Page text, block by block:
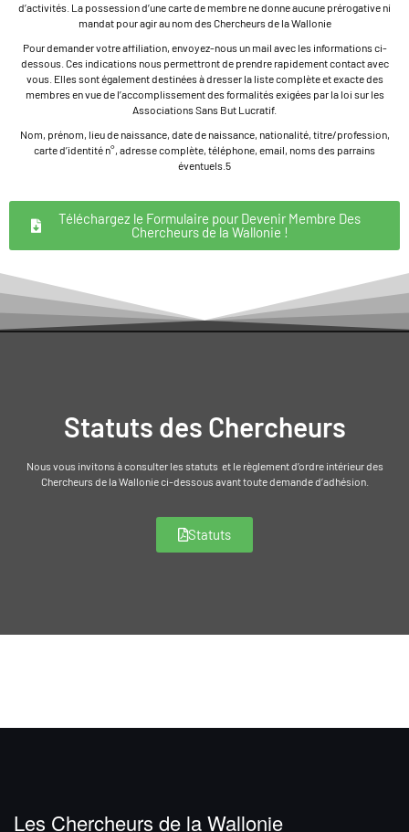
d’activités. La possession d’une carte de membre ne donne aucune prérogative ni
mandat pour agir au nom des Chercheurs de la Wallonie
Pour demander votre affiliation, envoyez-nous un mail avec les informations ci-
dessous. Ces indications nous permettront de prendre rapidement contact avec
vous. Elles sont également destinées à dresser la liste complète et exacte des
membres en vue de l’accomplissement des formalités exigées par la loi sur les
Associations Sans But Lucratif.
Nom, prénom, lieu de naissance, date de naissance, nationalité, titre/profession,
carte d’identité n°, adresse complète, téléphone, email, noms des parrains
éventuels.5
Téléchargez le Formulaire pour Devenir Membre Des
Chercheurs de la Wallonie !
Statuts des Chercheurs
Nous vous invitons à consulter les statuts et le règlement d’ordre intérieur des
Chercheurs de la Wallonie ci-dessous avant toute demande d’adhésion.
Statuts
Les Chercheurs de la Wallonie